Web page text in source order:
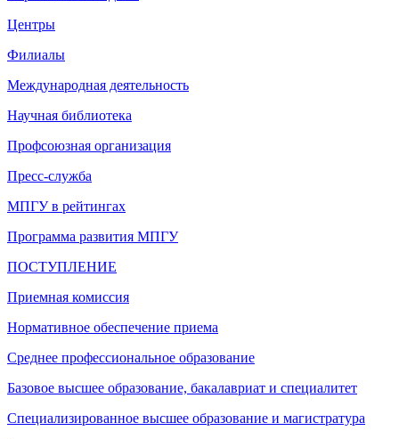
Центры
Филиалы
Международная деятельность
Научная библиотека
Профсоюзная организация
Пресс-служба
МПГУ в рейтингах
Программа развития МПГУ
ПОСТУПЛЕНИЕ
Приемная комиссия
Нормативное обеспечение приема
Среднее профессиональное образование
Базовое высшее образование, бакалавриат и специалитет
Специализированное высшее образование и магистратура